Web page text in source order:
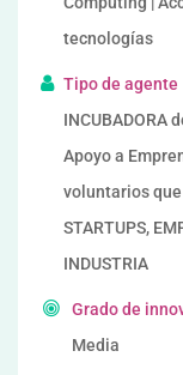
tecnologías
Tipo de agente
INCUBADORA
Apoyo a
voluntarios que
STARTUPS,
INDUSTRIA
Grado de
Media